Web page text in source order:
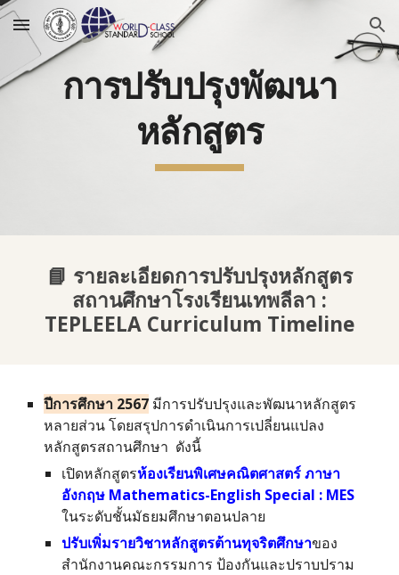
Skip to main content Skip to navigation
การปรับปรุงพัฒนา
หลักสูตร
📘 รายละเอียดการปรับปรุงหลักสูตร
สถานศึกษาโรงเรียนเทพลีลา :
TEPLEELA Curriculum Timeline
ปีการศึกษา 2567 มีการปรับปรุงและพัฒนาหลักสูตร
หลายส่วน โดยสรุปการดำเนินการเปลี่ยนแปลง
หลักสูตรสถานศึกษา ดังนี้
เปิดหลักสูตรห้องเรียนพิเศษคณิตศาสตร์ ภาษา
อังกฤษ Mathematics-English Special : MES
ในระดับชั้นมัธยมศึกษาตอนปลาย
ปรับเพิ่มรายวิชาหลักสูตรต้านทุจริตศึกษาของ
สำนักงานคณะกรรมการ ป้องกันและปราบปราม